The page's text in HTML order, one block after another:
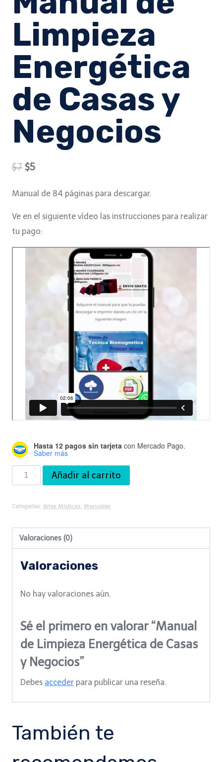
Limpieza
Energética
de Casas y
Negocios
$7 Original
$7.
$5Current
$5.
Manual de 84 páginas para descargar.
Ve en el siguiente vídeo las instrucciones para realizar
tu pago:
Hasta 12 pagos sin tarjeta con Mercado Pago.
Saber más
Manual
de
Limpieza
Casas
cantidad
Añadir al carrito
Categorías: Artes Místicas Manuales
Valoraciones (0)
Valoraciones
No hay valoraciones aún.
Sé el primero en valorar “Manual
de Limpieza Energética de Casas
y Negocios”
Debes acceder para publicar una reseña.
También te